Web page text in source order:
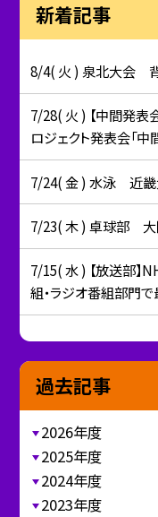
新着記事
8/4( 火 ) 泉北大会 背
7/28( 火 ) 【中間発表
ロジェクト発表会「
7/24( 金 ) 水泳 近畿
7/23( 木 ) 卓球部 大
7/15( 水 ) 【放送部
組・ラジオ番組部門で
過去記事
2026年度
2025年度
2024年度
2023年度